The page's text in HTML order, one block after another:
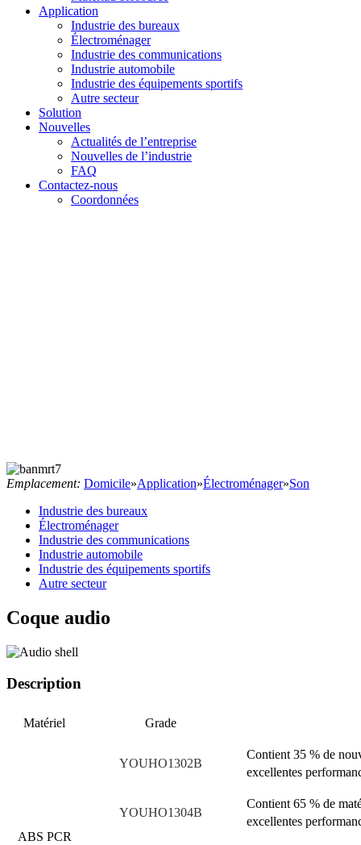
Application
Industrie des bureaux
Électroménager
Industrie des communications
Industrie automobile
Industrie des équipements sportifs
Autre secteur
Solution
Nouvelles
Actualités de l’entreprise
Nouvelles de l’industrie
FAQ
Contactez-nous
Coordonnées
Emplacement: Domicile»Application»Électroménager»Son
Industrie des bureaux
Électroménager
Industrie des communications
Industrie automobile
Industrie des équipements sportifs
Autre secteur
Coque audio
Description
Matériel Grade
ABS PCR
YOUHO1302B
Contient 35 % de
excellentes
YOUHO1304B
Contient 65 % de
excellentes